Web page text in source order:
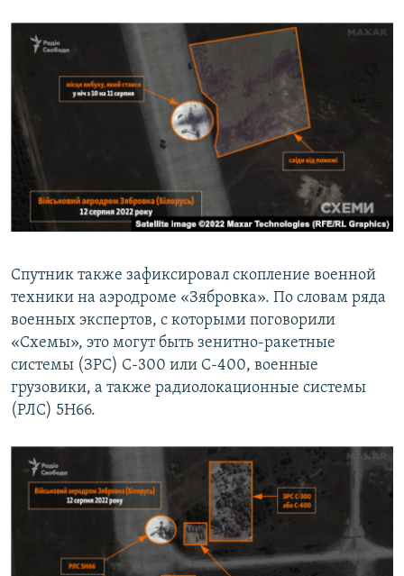
Спутник также зафиксировал скопление военной
техники на аэродроме «Зябровка». По словам ряда
военных экспертов, с которыми поговорили
«Схемы», это могут быть зенитно-ракетные
системы (ЗРС) С-300 или С-400, военные
грузовики, а также радиолокационные системы
(РЛС) 5Н66.